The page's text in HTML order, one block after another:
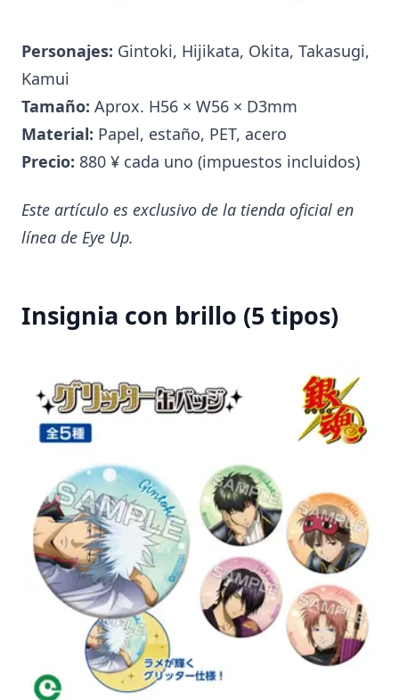
Personajes: Gintoki, Hijikata, Okita, Takasugi,
Kamui
Tamaño: Aprox. H56 × W56 × D3mm
Material: Papel, estaño, PET, acero
Precio: 880 ¥ cada uno (impuestos incluidos)
Este artículo es exclusivo de la tienda oficial en
línea de Eye Up.
Insignia con brillo (5 tipos)